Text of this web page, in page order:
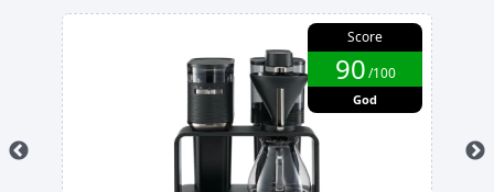
Score
90/100
God